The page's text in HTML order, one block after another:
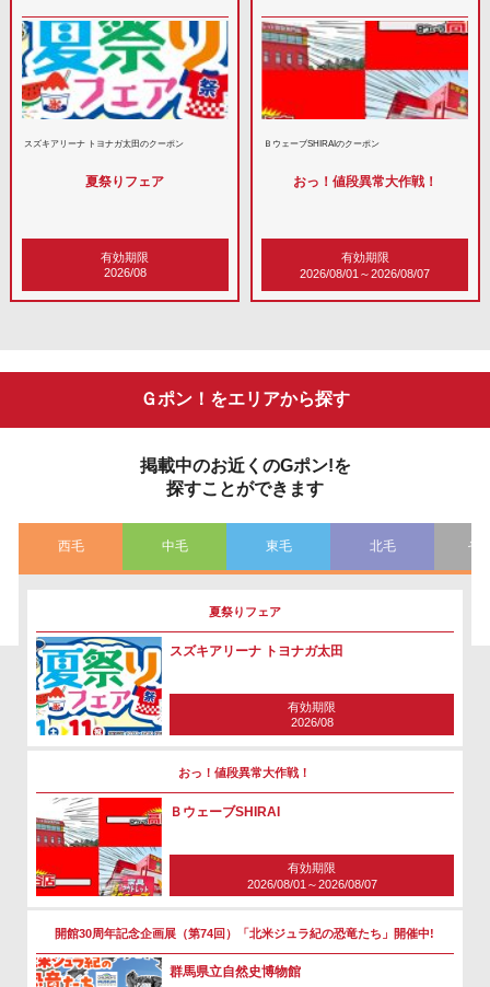
スズキアリーナ トヨナガ太田のクーポン
夏祭りフェア
有効期限
2026/08
ＢウェーブSHIRAIのクーポン
おっ！値段異常大作戦！
有効期限
2026/08/01～2026/08/07
Ｇポン！をエリアから探す
掲載中のお近くのGポン!を
探すことができます
西毛 中毛 東毛 北毛 そ
夏祭りフェア
スズキアリーナ トヨナガ太田
有効期限
2026/08
おっ！値段異常大作戦！
ＢウェーブSHIRAI
有効期限
2026/08/01～2026/08/07
開館30周年記念企画展（第74回）「北米ジュラ紀の恐竜たち」開催中!
群馬県立自然史博物館